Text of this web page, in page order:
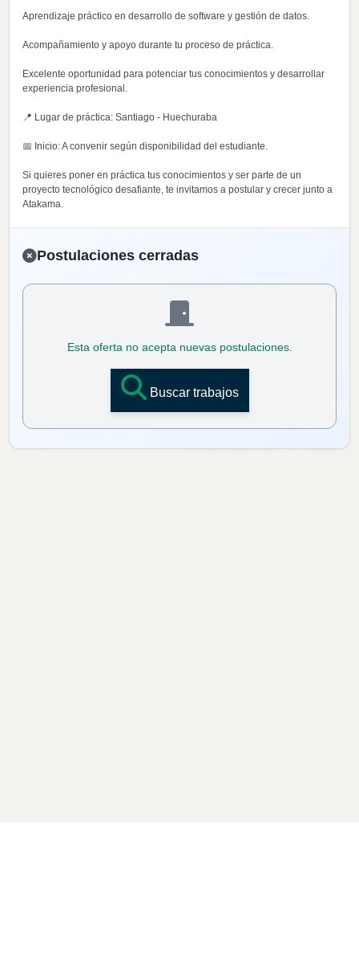
Aprendizaje práctico en desarrollo de software y gestión de datos.
Acompañamiento y apoyo durante tu proceso de práctica.
Excelente oportunidad para potenciar tus conocimientos y desarrollar
experiencia profesional.
📍 Lugar de práctica: Santiago - Huechuraba
📅 Inicio: A convenir según disponibilidad del estudiante.
Si quieres poner en práctica tus conocimientos y ser parte de un
proyecto tecnológico desafiante, te invitamos a postular y crecer junto a
Atakama.
Postulaciones cerradas
Esta oferta no acepta nuevas postulaciones.
Buscar trabajos